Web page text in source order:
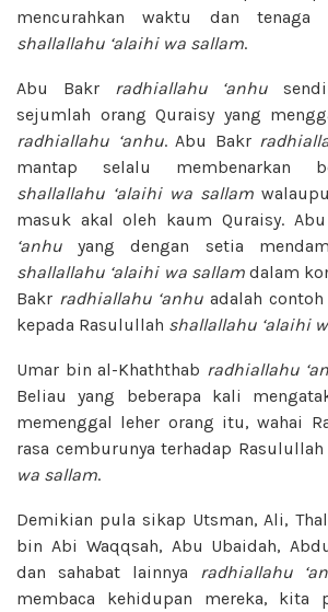
mencurahkan waktu dan tenaga
shallallahu ‘alaihi wa sallam.
Abu Bakr radhiallahu ‘anhu
sejumlah orang Quraisy yang
radhiallahu ‘anhu. Abu Bakr
mantap selalu membenarkan
shallallahu ‘alaihi wa sallam
masuk akal oleh kaum Quraisy.
‘anhu yang dengan setia
shallallahu ‘alaihi wa sallamdalam
Bakr radhiallahu ‘anhu adalah
kepada Rasulullah shallallahu ‘alaihi
Umar bin al-Khaththab radhiallahu
Beliau yang beberapa kali
memenggal leher orang itu, wahai
rasa cemburunya terhadap Rasulullah
wa sallam.
Demikian pula sikap Utsman, Ali,
bin Abi Waqqsah, Abu Ubaidah,
dan sahabat lainnya
radhiallahu
membaca kehidupan mereka, kita